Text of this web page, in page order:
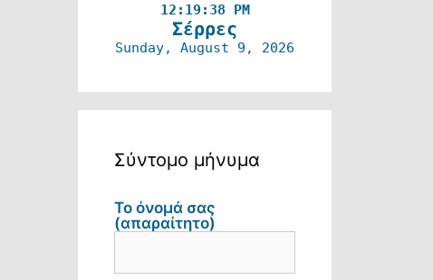
12:19:39 PM
Σέρρες
Sunday, August 9, 2026
Σύντομο μήνυμα
Το όνομά σας
(απαραίτητο)